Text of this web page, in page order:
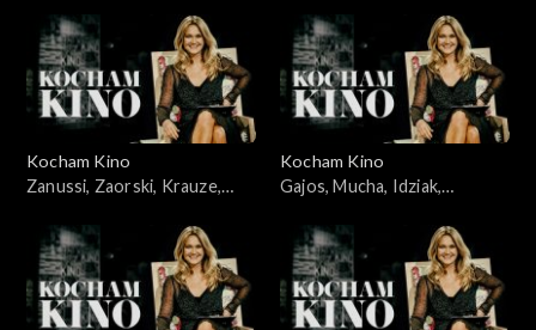
Kocham Kino
Zanussi, Zaorski, Krauze,
Kocham Kino
Gajos, Mucha, Idziak,